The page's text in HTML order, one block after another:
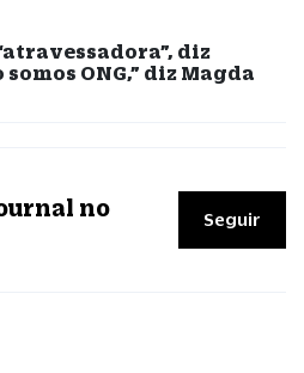
diz
ONG,” diz Magda
no
Seguir